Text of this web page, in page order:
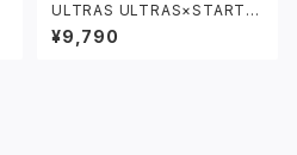
ULTRAS ULTRAS×STARTE
R バッグパック ブラック
¥9,790